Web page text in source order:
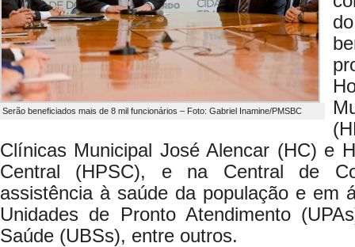
Serão beneficiados mais de 8 mil funcionários – Foto: Gabriel Inamine/PMSBC
Clínicas Municipal José Alencar (HC) e
Central (HPSC), e na Central de
assistência à saúde da população e em
Unidades de Pronto Atendimento
Saúde (UBSs), entre outros.